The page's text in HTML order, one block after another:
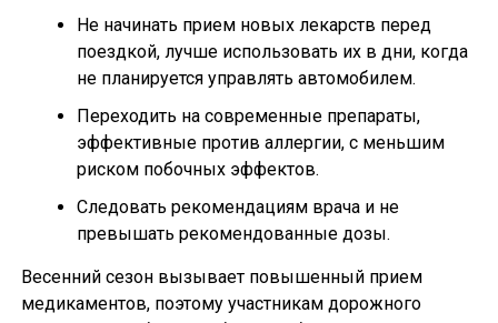
Не начинать прием новых лекарств перед
поездкой, лучше использовать их в дни, когда
не планируется управлять автомобилем.
Переходить на современные препараты,
эффективные против аллергии, с меньшим
риском побочных эффектов.
Следовать рекомендациям врача и не
превышать рекомендованные дозы.
Весенний сезон вызывает повышенный прием
медикаментов, поэтому участникам дорожного